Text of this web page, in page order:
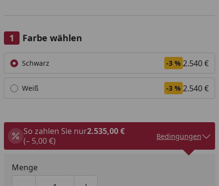
Farbe wählen
Alle anzeigen (2)
Schwarz -3 % 2.540 €
Weiß -3 % 2.540 €
So zahlen Sie nur2.535,00 €
(– 5,00 €)
Bedingungen
Menge